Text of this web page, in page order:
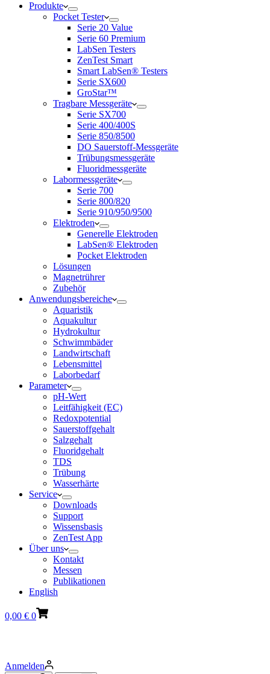
Produkte
Pocket Tester
Serie 20 Value
Serie 60 Premium
LabSen Testers
ZenTest Smart
Smart LabSen® Testers
Serie SX600
GroStar™
Tragbare Messgeräte
Serie SX700
Serie 400/400S
Serie 850/8500
DO Sauerstoff-Messgeräte
Trübungsmessgeräte
Fluoridmessgeräte
Labormessgeräte
Serie 700
Serie 800/820
Serie 910/950/9500
Elektroden
Generelle Elektroden
LabSen® Elektroden
Pocket Elektroden
Lösungen
Magnetrührer
Zubehör
Anwendungsbereiche
Aquaristik
Aquakultur
Hydrokultur
Schwimmbäder
Landwirtschaft
Lebensmittel
Laborbedarf
Parameter
pH-Wert
Leitfähigkeit (EC)
Redoxpotential
Sauerstoffgehalt
Salzgehalt
Fluoridgehalt
TDS
Trübung
Wasserhärte
Service
Downloads
Support
Wissensbasis
ZenTest App
Über uns
Kontakt
Messen
Publikationen
English
Warenkorb
0,00 € 0
Anmelden